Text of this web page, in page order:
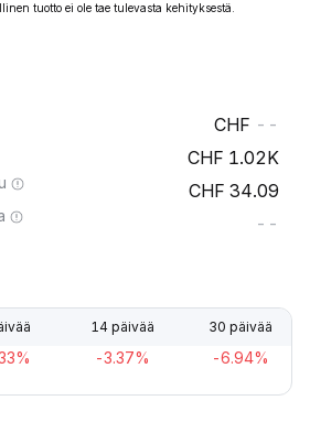
tuotto ei ole tae tulevasta kehityksestä.
--
1.02K
34.09
--
14 päivää 30 päivää
-3.37% -6.94%